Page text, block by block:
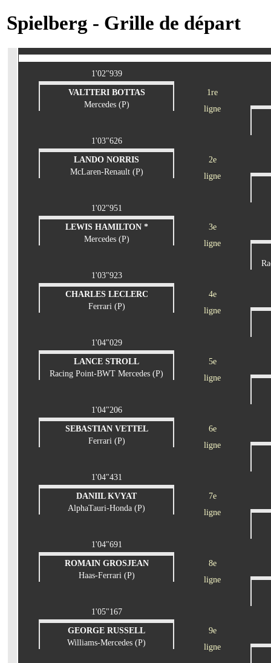
Spielberg - Grille de départ
1'02"939
VALTTERI BOTTAS
Mercedes (P)
1re
ligne
1'03"626
LANDO NORRIS
McLaren-Renault (P)
2e
ligne
1'02"951
LEWIS HAMILTON *
Mercedes (P)
3e
ligne
1'03"923
CHARLES LECLERC
Ferrari (P)
4e
ligne
1'04"029
LANCE STROLL
Racing Point-BWT Mercedes (P)
5e
ligne
1'04"206
SEBASTIAN VETTEL
Ferrari (P)
6e
ligne
1'04"431
DANIIL KVYAT
AlphaTauri-Honda (P)
7e
ligne
1'04"691
ROMAIN GROSJEAN
Haas-Ferrari (P)
8e
ligne
1'05"167
GEORGE RUSSELL
Williams-Mercedes (P)
9e
ligne